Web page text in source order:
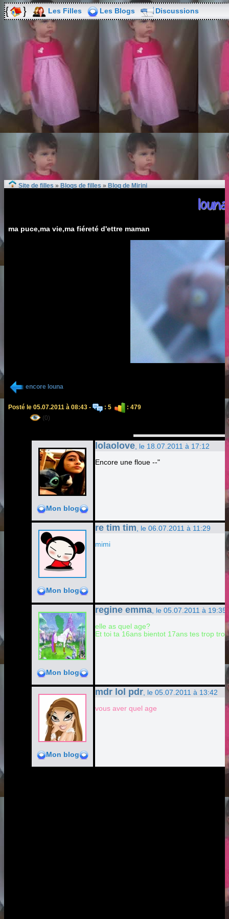
Les Filles Les Blogs Discussions
Site de filles » Blogs de filles » Blog de Mirini
louna
ma puce,ma vie,ma fiéreté d'ettre maman
encore louna
Posté le 05.07.2011 à 08:43 - : 5
: 479
(0)
Mon blog
lolaolove , le 18.07.2011 à 17:12
Encore une floue --"
Mon blog
re tim tim , le 06.07.2011 à 11:29
mimi
Mon blog
regine emma , le 05.07.2011 à 19:35
elle as quel age?
Et toi ta 16ans bientot 17ans tes trop
Mon blog
mdr lol pdr , le 05.07.2011 à 13:42
vous aver quel age